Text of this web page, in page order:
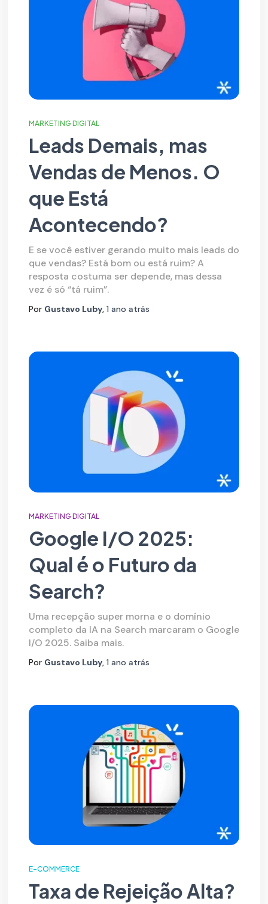
MARKETING DIGITAL
Leads Demais, mas
Vendas de Menos. O
que Está
Acontecendo?
E se você estiver gerando muito mais leads do
que vendas? Está bom ou está ruim? A
resposta costuma ser depende, mas dessa
vez é só “tá ruim”.
Por Gustavo Luby, 1 ano atrás
MARKETING DIGITAL
Google I/O 2025:
Qual é o Futuro da
Search?
Uma recepção super morna e o domínio
completo da IA na Search marcaram o Google
I/O 2025. Saiba mais.
Por Gustavo Luby 1 ano atrás
E-COMMERCE
Taxa de Rejeição Alta?